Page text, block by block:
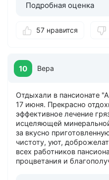
Подробная оценка
57 нравится
10 Вера
Отдыхали в пансионате
17 июня. Прекрасно
эффективное лечение
исцеляющей
за вкусно
чистоту, уют,
всех работников
процветания и